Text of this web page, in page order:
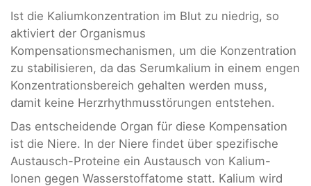
Ist die Kaliumkonzentration im Blut zu niedrig, so
aktiviert der Organismus
Kompensationsmechanismen, um die Konzentration
zu stabilisieren, da das Serumkalium in einem engen
Konzentrationsbereich gehalten werden muss,
damit keine Herzrhythmusstörungen entstehen.
Das entscheidende Organ für diese Kompensation
ist die Niere. In der Niere findet über spezifische
Austausch-Proteine ein Austausch von Kalium-
Ionen gegen Wasserstoffatome statt. Kalium wird